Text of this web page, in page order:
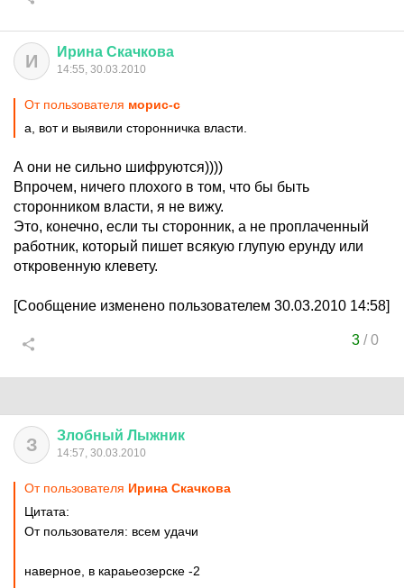
И Ирина Скачкова
14:55, 30.03.2010
От пользователя морис-с
а, вот и выявили сторонничка власти.
А они не сильно шифруются))))
Впрочем, ничего плохого в том, что бы быть
сторонником власти, я не вижу.
Это, конечно, если ты сторонник, а не проплаченный
работник, который пишет всякую глупую ерунду или
откровенную клевету.
[Сообщение изменено пользователем 30.03.2010 14:58]
3/0
З Злобный Лыжник
14:57, 30.03.2010
От пользователя Ирина Скачкова
Цитата:
От пользователя: всем удачи
наверное, в караьеозерске -2